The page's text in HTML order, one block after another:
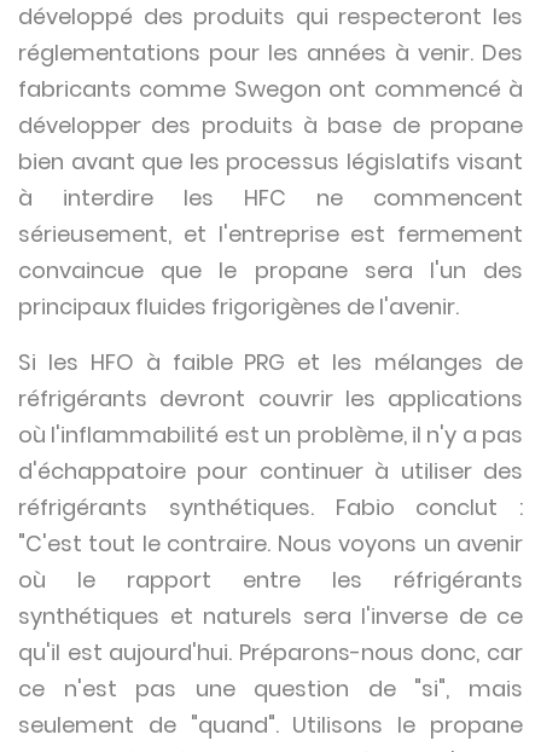
développé des produits qui respecteront les
réglementations pour les années à venir. Des
fabricants comme Swegon ont commencé à
développer des produits à base de propane
bien avant que les processus législatifs visant
à interdire les HFC ne commencent
sérieusement, et l'entreprise est fermement
convaincue que le propane sera l'un des
principaux fluides frigorigènes de l'avenir.
Si les HFO à faible PRG et les mélanges de
réfrigérants devront couvrir les applications
où l'inflammabilité est un problème, il n'y a pas
d'échappatoire pour continuer à utiliser des
réfrigérants synthétiques. Fabio conclut :
"C'est tout le contraire. Nous voyons un avenir
où le rapport entre les réfrigérants
synthétiques et naturels sera l'inverse de ce
qu'il est aujourd'hui. Préparons-nous donc, car
ce n'est pas une question de "si", mais
seulement de "quand". Utilisons le propane